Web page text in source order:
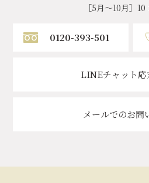
［5月～10月］
0120-393-501
LINEチャット応
メールでのお問